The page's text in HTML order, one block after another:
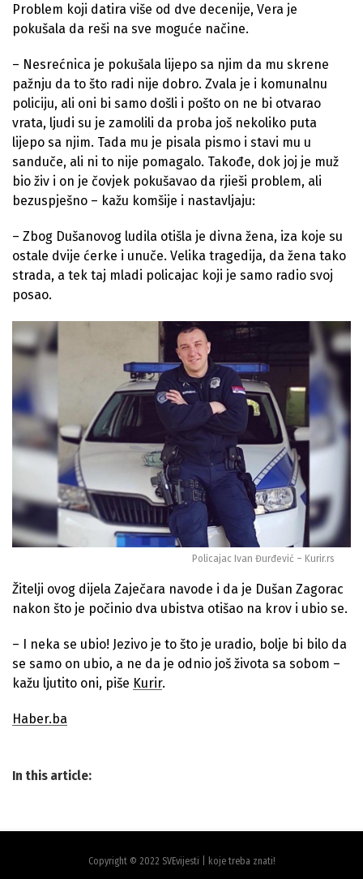
Problem koji datira više od dve decenije, Vera je
pokušala da reši na sve moguće načine.
– Nesrećnica je pokušala lijepo sa njim da mu skrene
pažnju da to što radi nije dobro. Zvala je i komunalnu
policiju, ali oni bi samo došli i pošto on ne bi otvarao
vrata, ljudi su je zamolili da proba još nekoliko puta
lijepo sa njim. Tada mu je pisala pismo i stavi mu u
sanduče, ali ni to nije pomagalo. Takođe, dok joj je muž
bio živ i on je čovjek pokušavao da rjieši problem, ali
bezuspješno – kažu komšije i nastavljaju:
– Zbog Dušanovog ludila otišla je divna žena, iza koje su
ostale dvije ćerke i unuče. Velika tragedija, da žena tako
strada, a tek taj mladi policajac koji je samo radio svoj
posao.
Policajac Ivan Đurđević – Kurir.rs
Žitelji ovog dijela Zaječara navode i da je Dušan Zagorac
nakon što je počinio dva ubistva otišao na krov i ubio se.
– I neka se ubio! Jezivo je to što je uradio, bolje bi bilo da
se samo on ubio, a ne da je odnio još života sa sobom –
kažu ljutito oni, piše Kurir.
Haber.ba
In this article:
Copyright © 2022 SVEvijesti | koje treba znati!